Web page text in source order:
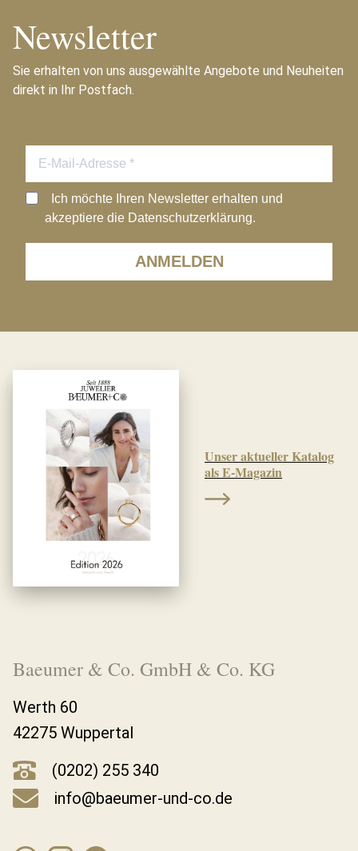
Newsletter
Sie erhalten von uns ausgewählte Angebote und Neuheiten
direkt in Ihr Postfach.
ANMELDEN
Ich möchte Ihren Newsletter erhalten und
akzeptiere die Datenschutzerklärung.
Unser aktueller Katalog
als E-Magazin
Baeumer & Co. GmbH & Co. KG
Werth 60
42275 Wuppertal
(0202) 255 340
info@baeumer-und-co.de